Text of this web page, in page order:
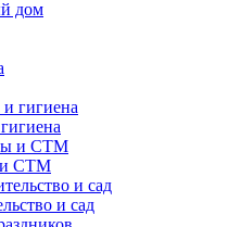
дом
и СТМ
и сад